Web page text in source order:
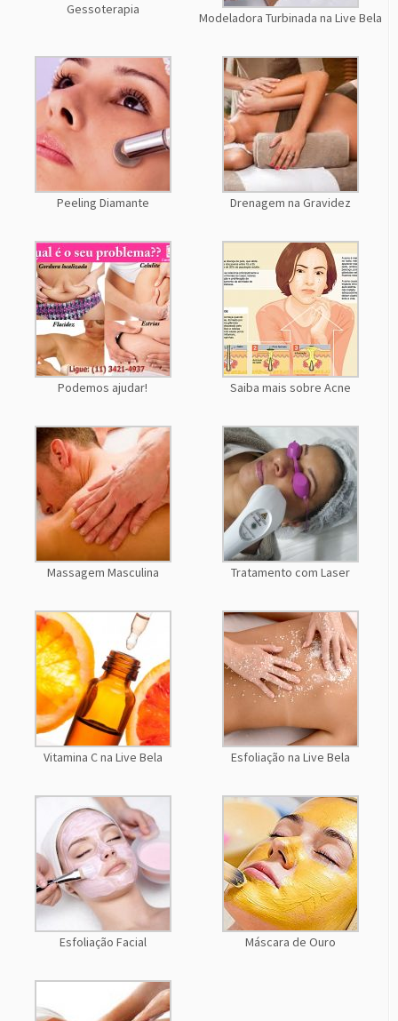
Gessoterapia
Modeladora Turbinada na Live Bela
Peeling Diamante Drenagem na Gravidez
Podemos ajudar! Saiba mais sobre Acne
Massagem Masculina Tratamento com Laser
Vitamina C na Live Bela Esfoliação na Live Bela
Esfoliação Facial Máscara de Ouro